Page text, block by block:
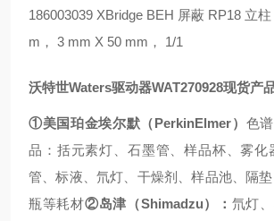
186003039 XBridge BEH 屏蔽 RP18 立柱
m ， 3 mm X 50 mm ， 1/1
沃特世Waters驱动器WAT270928现货产
①美国珀金埃尔默（PerkinElmer） 色
品：括元素灯、石墨管、样品杯、雾化
管、标液、氘灯、干燥剂、样品池、隔垫
瓶等耗材②岛津（Shimadzu）： 氘灯